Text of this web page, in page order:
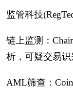
监管科技
链上监测：
析，可疑交易识
AML筛查：